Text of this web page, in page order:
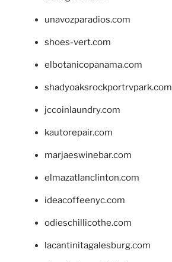
unavozparadios.com
shoes-vert.com
elbotanicopanama.com
shadyoaksrockportrvpark.com
jccoinlaundry.com
kautorepair.com
marjaeswinebar.com
elmazatlanclinton.com
ideacoffeenyc.com
odieschillicothe.com
lacantinitagalesburg.com